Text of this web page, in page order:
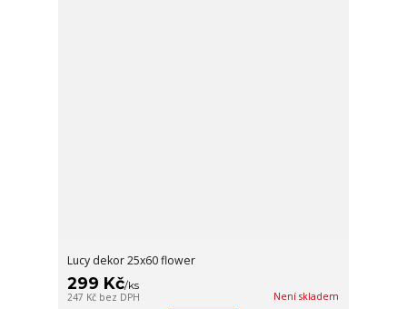
Lucy dekor 25x60 flower
299 Kč/ks
247 Kč bez DPH Není skladem